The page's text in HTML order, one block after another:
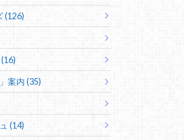
(126)
案内 (35)
(14)